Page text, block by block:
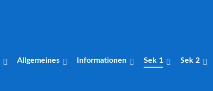
Allgemeines Informationen Sek 1 Sek 2